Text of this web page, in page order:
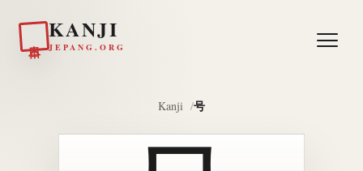
KANJI
JEPANG.ORG
Kanji 号